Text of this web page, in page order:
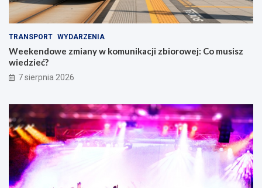
TRANSPORT WYDARZENIA
Weekendowe zmiany w komunikacji zbiorowej: Co musisz
wiedzieć?
7 sierpnia 2026